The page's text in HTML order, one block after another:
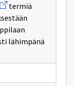
Avaa
uuden
1998)
termiä
lähimpänä